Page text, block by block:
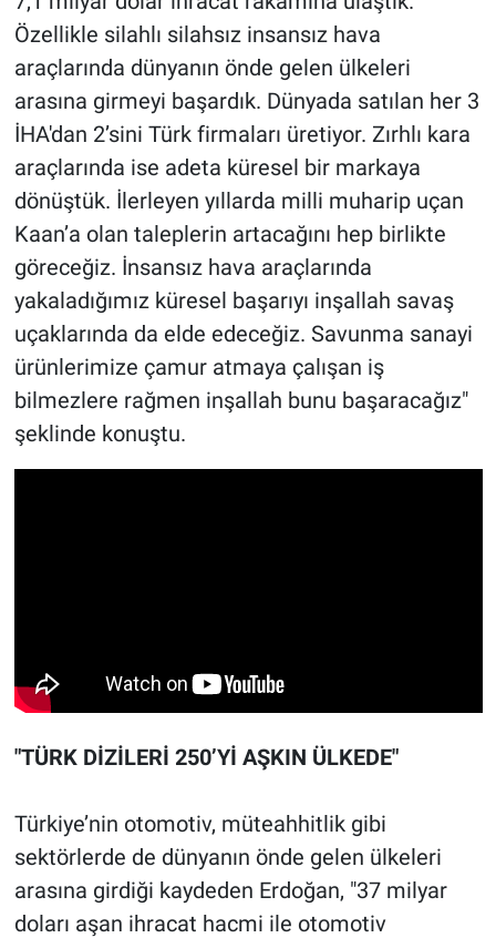
Özellikle silahlı silahsız insansız hava
araçlarında dünyanın önde gelen ülkeleri
arasına girmeyi başardık. Dünyada satılan her 3
İHA'dan 2’sini Türk firmaları üretiyor. Zırhlı kara
araçlarında ise adeta küresel bir markaya
dönüştük. İlerleyen yıllarda milli muharip uçan
Kaan’a olan taleplerin artacağını hep birlikte
göreceğiz. İnsansız hava araçlarında
yakaladığımız küresel başarıyı inşallah savaş
uçaklarında da elde edeceğiz. Savunma sanayi
ürünlerimize çamur atmaya çalışan iş
bilmezlere rağmen inşallah bunu başaracağız"
şeklinde konuştu.
"TÜRK DİZİLERİ 250’Yİ AŞKIN ÜLKEDE"
Türkiye’nin otomotiv, müteahhitlik gibi
sektörlerde de dünyanın önde gelen ülkeleri
arasına girdiği kaydeden Erdoğan, "37 milyar
doları aşan ihracat hacmi ile otomotiv